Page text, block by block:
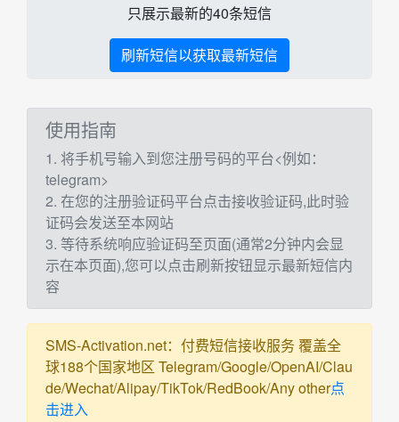
只展示最新的40条短信
刷新短信以获取最新短信
使用指南
1. 将手机号输入到您注册号码的平台<例如：
telegram>
2. 在您的注册验证码平台点击接收验证码,此时验
证码会发送至本网站
3. 等待系统响应验证码至页面(通常2分钟内会显
示在本页面),您可以点击刷新按钮显示最新短信内
容
SMS-Activation.net：付费短信接收服务 覆盖全
球188个国家地区 Telegram/Google/OpenAI/Clau
de/Wechat/Alipay/TikTok/RedBook/Any other点
击进入